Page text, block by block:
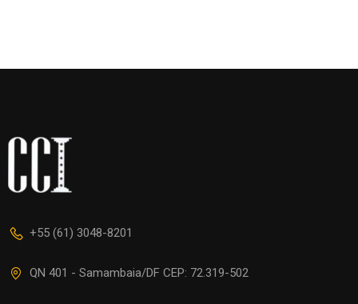
+55 (61) 3048-8201
QN 401 - Samambaia/DF CEP: 72.319-502